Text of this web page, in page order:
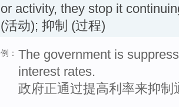
or activity, they stop it
(活动); 抑制 (过程)
例： The government is
interest rates.
政府正通过提高利率来抑制